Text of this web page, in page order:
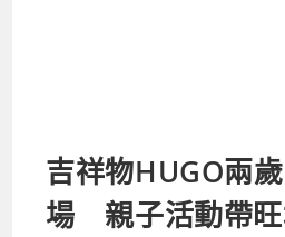
吉祥物HUGO兩
場 親子活動帶旺